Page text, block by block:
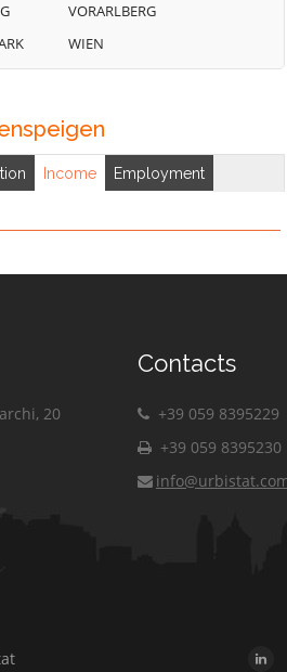
VORARLBERG
WIEN
Income Employment
20
Contacts
+39 059 8395229
+39 059 8395230